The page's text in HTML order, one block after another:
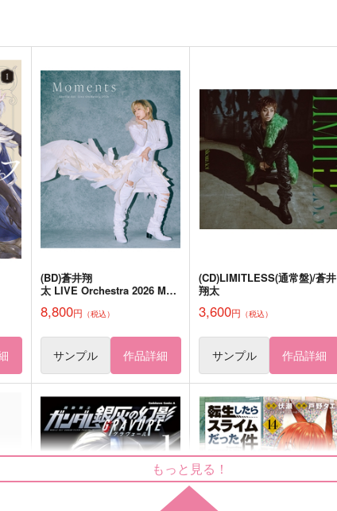
NO.SERIOUS
Strelitzia
770円（税込）
Dr.レイシオ×アベンチュリン
サンプル 作品詳細
褒めて甘えて甘やかして
白雪と時雨の降る丘で
787 （税込）
ディルック×ガイア
サンプル 作品詳細
【再販】犬も喰わない
meisouka
(BD)蒼井翔
太 LIVE Orchestra 2026 Mo
8,800円 （税込）
サンプル 作品詳細
(CD)LIMITLESS(通常盤)/蒼井
翔太
3,600円 （税込）
サンプル 作品詳細
もっと見る！